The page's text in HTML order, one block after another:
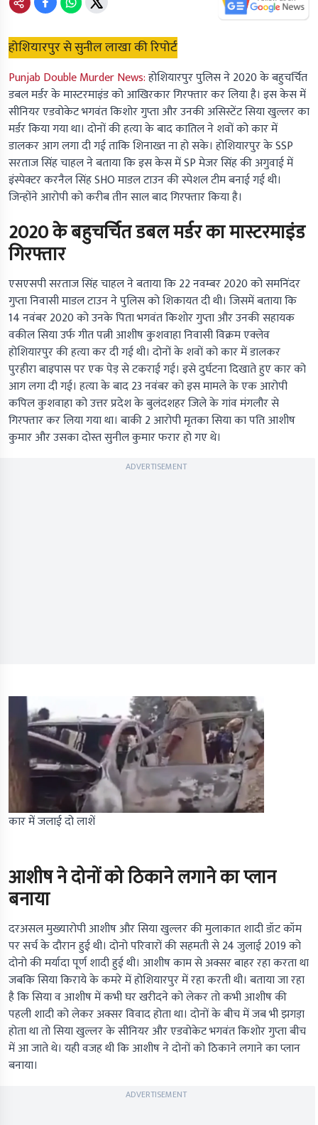
होशियारपुर से सुनील लाखा की रिपोर्ट
Punjab Double Murder News:होशियारपुर पुलिस ने 2020 के बहुचर्चित
डबल मर्डर के मास्टरमाइंड को आखिरकार गिरफ्तार कर लिया है। इस केस में
सीनियर एडवोकेट भगवंत किशोर गुप्ता और उनकी असिस्टेंट सिया खुल्लर का
मर्डर किया गया था। दोनों की हत्या के बाद कातिल ने शवों को कार में
डालकर आग लगा दी गई ताकि शिनाख्त ना हो सके। होशियारपुर के SSP
सरताज सिंह चाहल ने बताया कि इस केस में SP मेजर सिंह की अगुवाई में
इंस्पेक्टर करनैल सिंह SHO माडल टाउन की स्पेशल टीम बनाई गई थी।
जिन्होंने आरोपी को करीब तीन साल बाद गिरफ्तार किया है।
2020 के बहुचर्चित डबल मर्डर का मास्टरमाइंड
गिरफ्तार
एसएसपी सरताज सिंह चाहल ने बताया कि 22 नवम्बर 2020 को समनिंदर
गुप्ता निवासी माडल टाउन ने पुलिस को शिकायत दी थी। जिसमें बताया कि
14 नवंबर 2020 को उनके पिता भगवंत किशोर गुप्ता और उनकी सहायक
वकील सिया उर्फ गीत पत्नी आशीष कुशवाहा निवासी विक्रम एक्लेव
होशियारपुर की हत्या कर दी गई थी। दोनों के शवों को कार में डालकर
पुरहीरा बाइपास पर एक पेड़ से टकराई गई। इसे दुर्घटना दिखाते हुए कार को
आग लगा दी गई। हत्या के बाद 23 नवंबर को इस मामले के एक आरोपी
कपिल कुशवाहा को उत्तर प्रदेश के बुलंदशहर जिले के गांव मंगलौर से
गिरफ्तार कर लिया गया था। बाकी 2 आरोपी मृतका सिया का पति आशीष
कुमार और उसका दोस्त सुनील कुमार फरार हो गए थे।
ADVERTISEMENT
कार में जलाई दो लाशें
आशीष ने दोनों को ठिकाने लगाने का प्लान
बनाया
दरअसल मुख्यारोपी आशीष और सिया खुल्लर की मुलाकात शादी डॉट कॉम
पर सर्च के दौरान हुई थी। दोनो परिवारों की सहमती से 24 जुलाई 2019 को
दोनो की मर्यादा पूर्ण शादी हुई थी। आशीष काम से अक्सर बाहर रहा करता था
जबकि सिया किराये के कमरे में होशियारपुर में रहा करती थी। बताया जा रहा
है कि सिया व आशीष में कभी घर खरीदने को लेकर तो कभी आशीष की
पहली शादी को लेकर अक्सर विवाद होता था। दोनों के बीच में जब भी झगड़ा
होता था तो सिया खुल्लर के सीनियर और एडवोकेट भगवंत किशोर गुप्ता बीच
में आ जाते थे। यही वजह थी कि आशीष ने दोनों को ठिकाने लगाने का प्लान
बनाया।
ADVERTISEMENT